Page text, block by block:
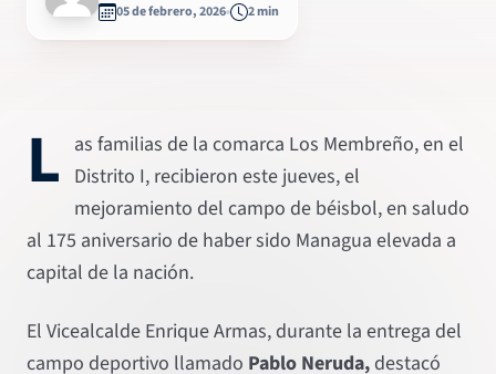
05 de febrero, 2026 2 min
L as familias de la comarca Los Membreño, en el
Distrito I, recibieron este jueves, el
mejoramiento del campo de béisbol, en saludo
al 175 aniversario de haber sido Managua elevada a
capital de la nación.
El Vicealcalde Enrique Armas, durante la entrega del
campo deportivo llamado Pablo Neruda, destacó